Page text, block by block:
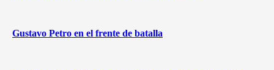
Gustavo Petro en el frente de batalla